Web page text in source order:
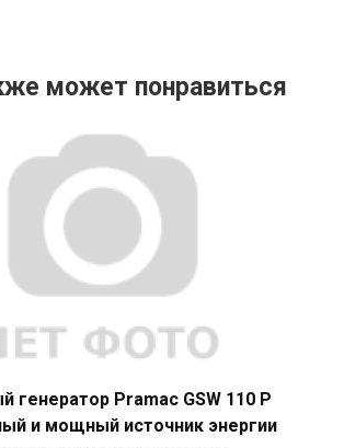
может понравиться
генератор Pramac GSW 110 P
и мощный источник энергии